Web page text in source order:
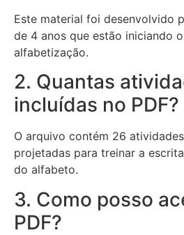
Este material foi desenvolvido
de 4 anos que estão iniciando
alfabetização.
2. Quantas
incluídas no PDF?
O arquivo contém 26
projetadas para treinar a
do alfabeto.
3. Como posso
PDF?